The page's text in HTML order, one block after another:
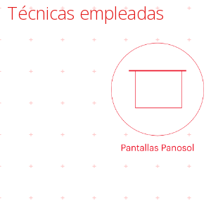
Técnicas empleadas